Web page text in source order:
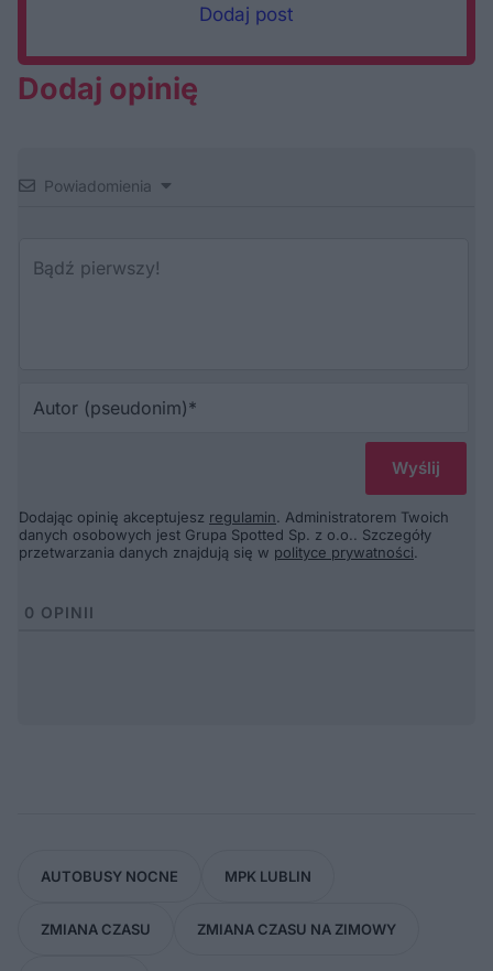
Dodaj post
Dodaj opinię
Powiadomienia
Dodając opinię akceptujesz regulamin. Administratorem Twoich
danych osobowych jest Grupa Spotted Sp. z o.o.. Szczegóły
przetwarzania danych znajdują się w polityce prywatności.
0 OPINII
AUTOBUSY NOCNE MPK LUBLIN
ZMIANA CZASU ZMIANA CZASU NA ZIMOWY